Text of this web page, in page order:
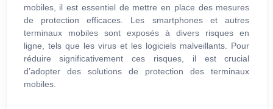
mobiles, il est essentiel de mettre en place des mesures
de protection efficaces. Les smartphones et autres
terminaux mobiles sont exposés à divers risques en
ligne, tels que les virus et les logiciels malveillants. Pour
réduire significativement ces risques, il est crucial
d’adopter des solutions de protection des terminaux
mobiles.